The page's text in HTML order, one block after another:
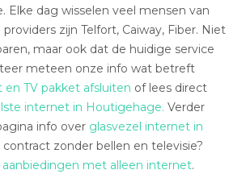
Elke dag wisselen veel mensen van
zijn Telfort, Caiway, Fiber. Niet
maar ook dat de huidige service
meteen onze info wat betreft
TV pakket afsluiten of lees direct
internet in Houtigehage. Verder
info over glasvezel internet in
contract zonder bellen en televisie?
aanbiedingen met alleen internet.